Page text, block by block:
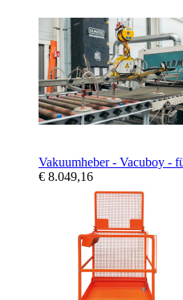
Vakuumheber - Vacuboy -
€ 8.049,16